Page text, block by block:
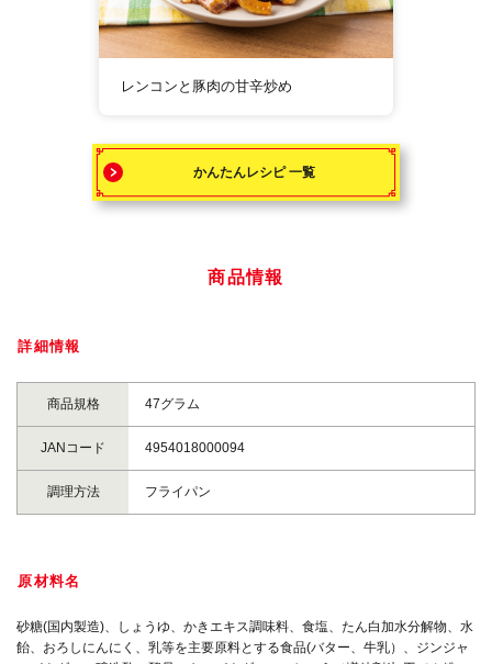
レンコンと豚肉の甘辛炒め
かんたんレシピ 一覧
商品情報
詳細情報
商品規格 47グラム
JANコード 4954018000094
調理方法 フライパン
原材料名
砂糖(国内製造)、しょうゆ、かきエキス調味料、食塩、たん白加水分解物、水
飴、おろしにんにく、乳等を主要原料とする食品(バター、牛乳）、ジンジャ